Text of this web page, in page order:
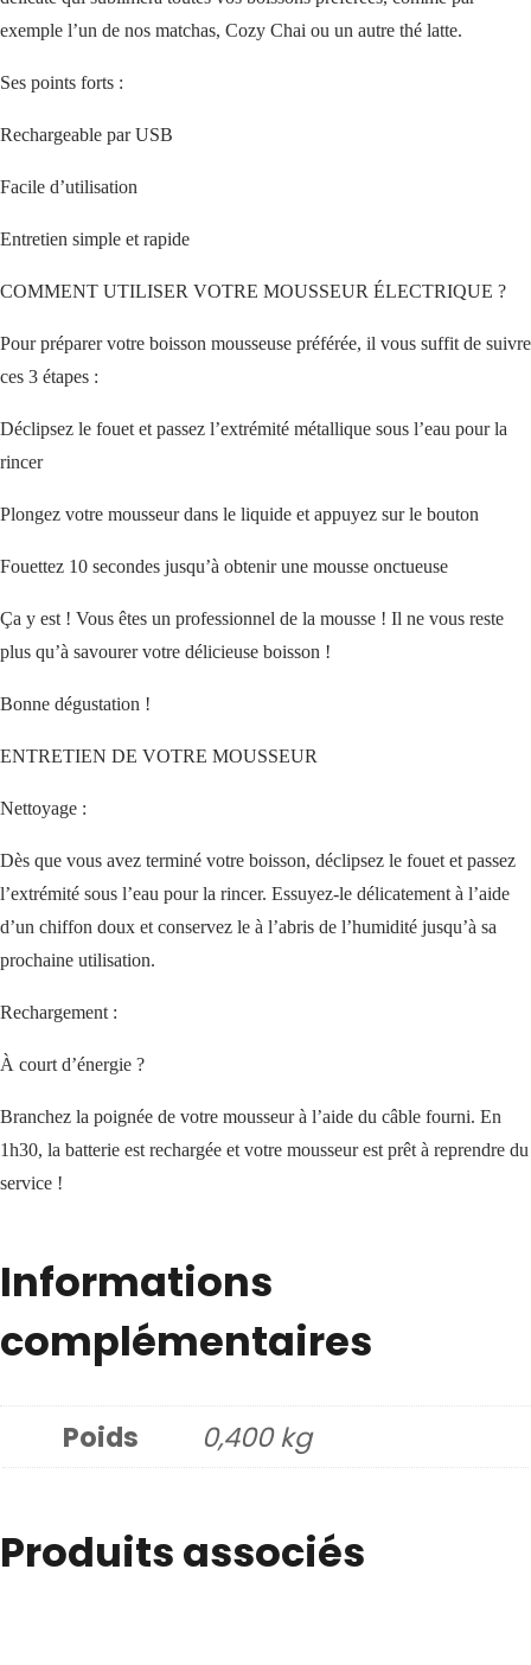
exemple l’un de nos matchas, Cozy Chai ou un autre thé latte.
Ses points forts :
Rechargeable par USB
Facile d’utilisation
Entretien simple et rapide
COMMENT UTILISER VOTRE MOUSSEUR ÉLECTRIQUE ?
Pour préparer votre boisson mousseuse préférée, il vous suffit de suivre
ces 3 étapes :
Déclipsez le fouet et passez l’extrémité métallique sous l’eau pour la
rincer
Plongez votre mousseur dans le liquide et appuyez sur le bouton
Fouettez 10 secondes jusqu’à obtenir une mousse onctueuse
Ça y est ! Vous êtes un professionnel de la mousse ! Il ne vous reste
plus qu’à savourer votre délicieuse boisson !
Bonne dégustation !
ENTRETIEN DE VOTRE MOUSSEUR
Nettoyage :
Dès que vous avez terminé votre boisson, déclipsez le fouet et passez
l’extrémité sous l’eau pour la rincer. Essuyez-le délicatement à l’aide
d’un chiffon doux et conservez le à l’abris de l’humidité jusqu’à sa
prochaine utilisation.
Rechargement :
À court d’énergie ?
Branchez la poignée de votre mousseur à l’aide du câble fourni. En
1h30, la batterie est rechargée et votre mousseur est prêt à reprendre du
service !
Informations
complémentaires
Poids 0,400 kg
Produits associés